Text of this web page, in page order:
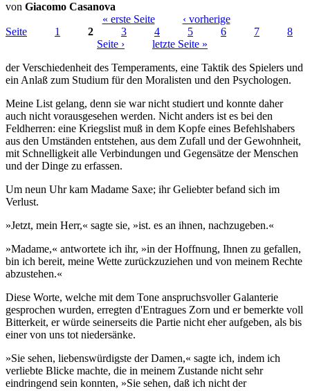
von Giacomo Casanova
Seiten
« erste Seite
‹ vorherige
Seite
1 2 3 4 5 6 7
8
Seite ›
letzte Seite »
der Verschiedenheit des Temperaments, eine Taktik des Spielers und
ein Anlaß zum Studium für den Moralisten und den Psychologen.
Meine List gelang, denn sie war nicht studiert und konnte daher
auch nicht vorausgesehen werden. Nicht anders ist es bei den
Feldherren: eine Kriegslist muß in dem Kopfe eines Befehlshabers
aus den Umständen entstehen, aus dem Zufall und der Gewohnheit,
mit Schnelligkeit alle Verbindungen und Gegensätze der Menschen
und der Dinge zu erfassen.
Um neun Uhr kam Madame Saxe; ihr Geliebter befand sich im
Verlust.
»Jetzt, mein Herr,« sagte sie, »ist. es an ihnen, nachzugeben.«
»Madame,« antwortete ich ihr, »in der Hoffnung, Ihnen zu gefallen,
bin ich bereit, meine Wette zurückzuziehen und von meinem Rechte
abzustehen.«
Diese Worte, welche mit dem Tone anspruchsvoller Galanterie
gesprochen wurden, erregten d'Entragues Zorn und er bemerkte voll
Bitterkeit, er würde seinerseits die Partie nicht eher aufgeben, als bis
einer von uns tot niedersänke.
»Sie sehen, liebenswürdigste der Damen,« sagte ich, indem ich
verliebte Blicke machte, die in meinem Zustande nicht sehr
eindringend sein konnten, »Sie sehen, daß ich nicht der